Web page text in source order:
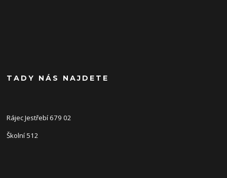
TADY NÁS NAJDETE
Rájec Jestřebí 679 02
Školní 512